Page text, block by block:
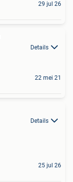
29 jul 26
Details
22 mei 21
Details
25 jul 26